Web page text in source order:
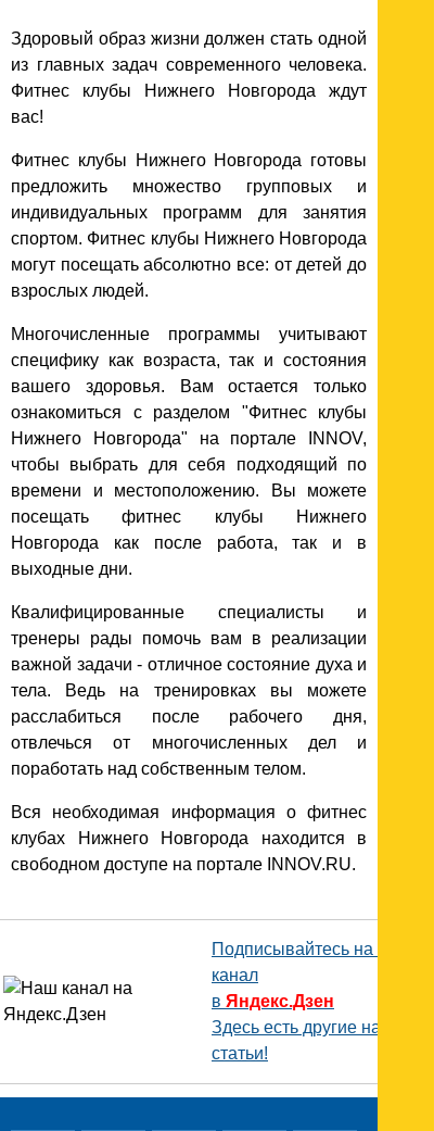
Здоровый образ жизни должен стать одной
из главных задач современного человека.
Фитнес клубы Нижнего Новгорода ждут
вас!
Фитнес клубы Нижнего Новгорода готовы
предложить множество групповых и
индивидуальных программ для занятия
спортом. Фитнес клубы Нижнего Новгорода
могут посещать абсолютно все: от детей до
взрослых людей.
Многочисленные программы учитывают
специфику как возраста, так и состояния
вашего здоровья. Вам остается только
ознакомиться с разделом "Фитнес клубы
Нижнего Новгорода" на портале INNOV,
чтобы выбрать для себя подходящий по
времени и местоположению. Вы можете
посещать фитнес клубы Нижнего
Новгорода как после работа, так и в
выходные дни.
Квалифицированные специалисты и
тренеры рады помочь вам в реализации
важной задачи - отличное состояние духа и
тела. Ведь на тренировках вы можете
расслабиться после рабочего дня,
отвлечься от многочисленных дел и
поработать над собственным телом.
Вся необходимая информация о фитнес
клубах Нижнего Новгорода находится в
свободном доступе на портале INNOV.RU.
Подписывайтесь на наш
канал
в Яндекс.Дзен
Здесь есть другие наши
статьи!